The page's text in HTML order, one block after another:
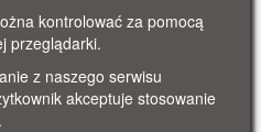
kontrolować za pomocą
przeglądarki.
z naszego serwisu
akceptuje stosowanie